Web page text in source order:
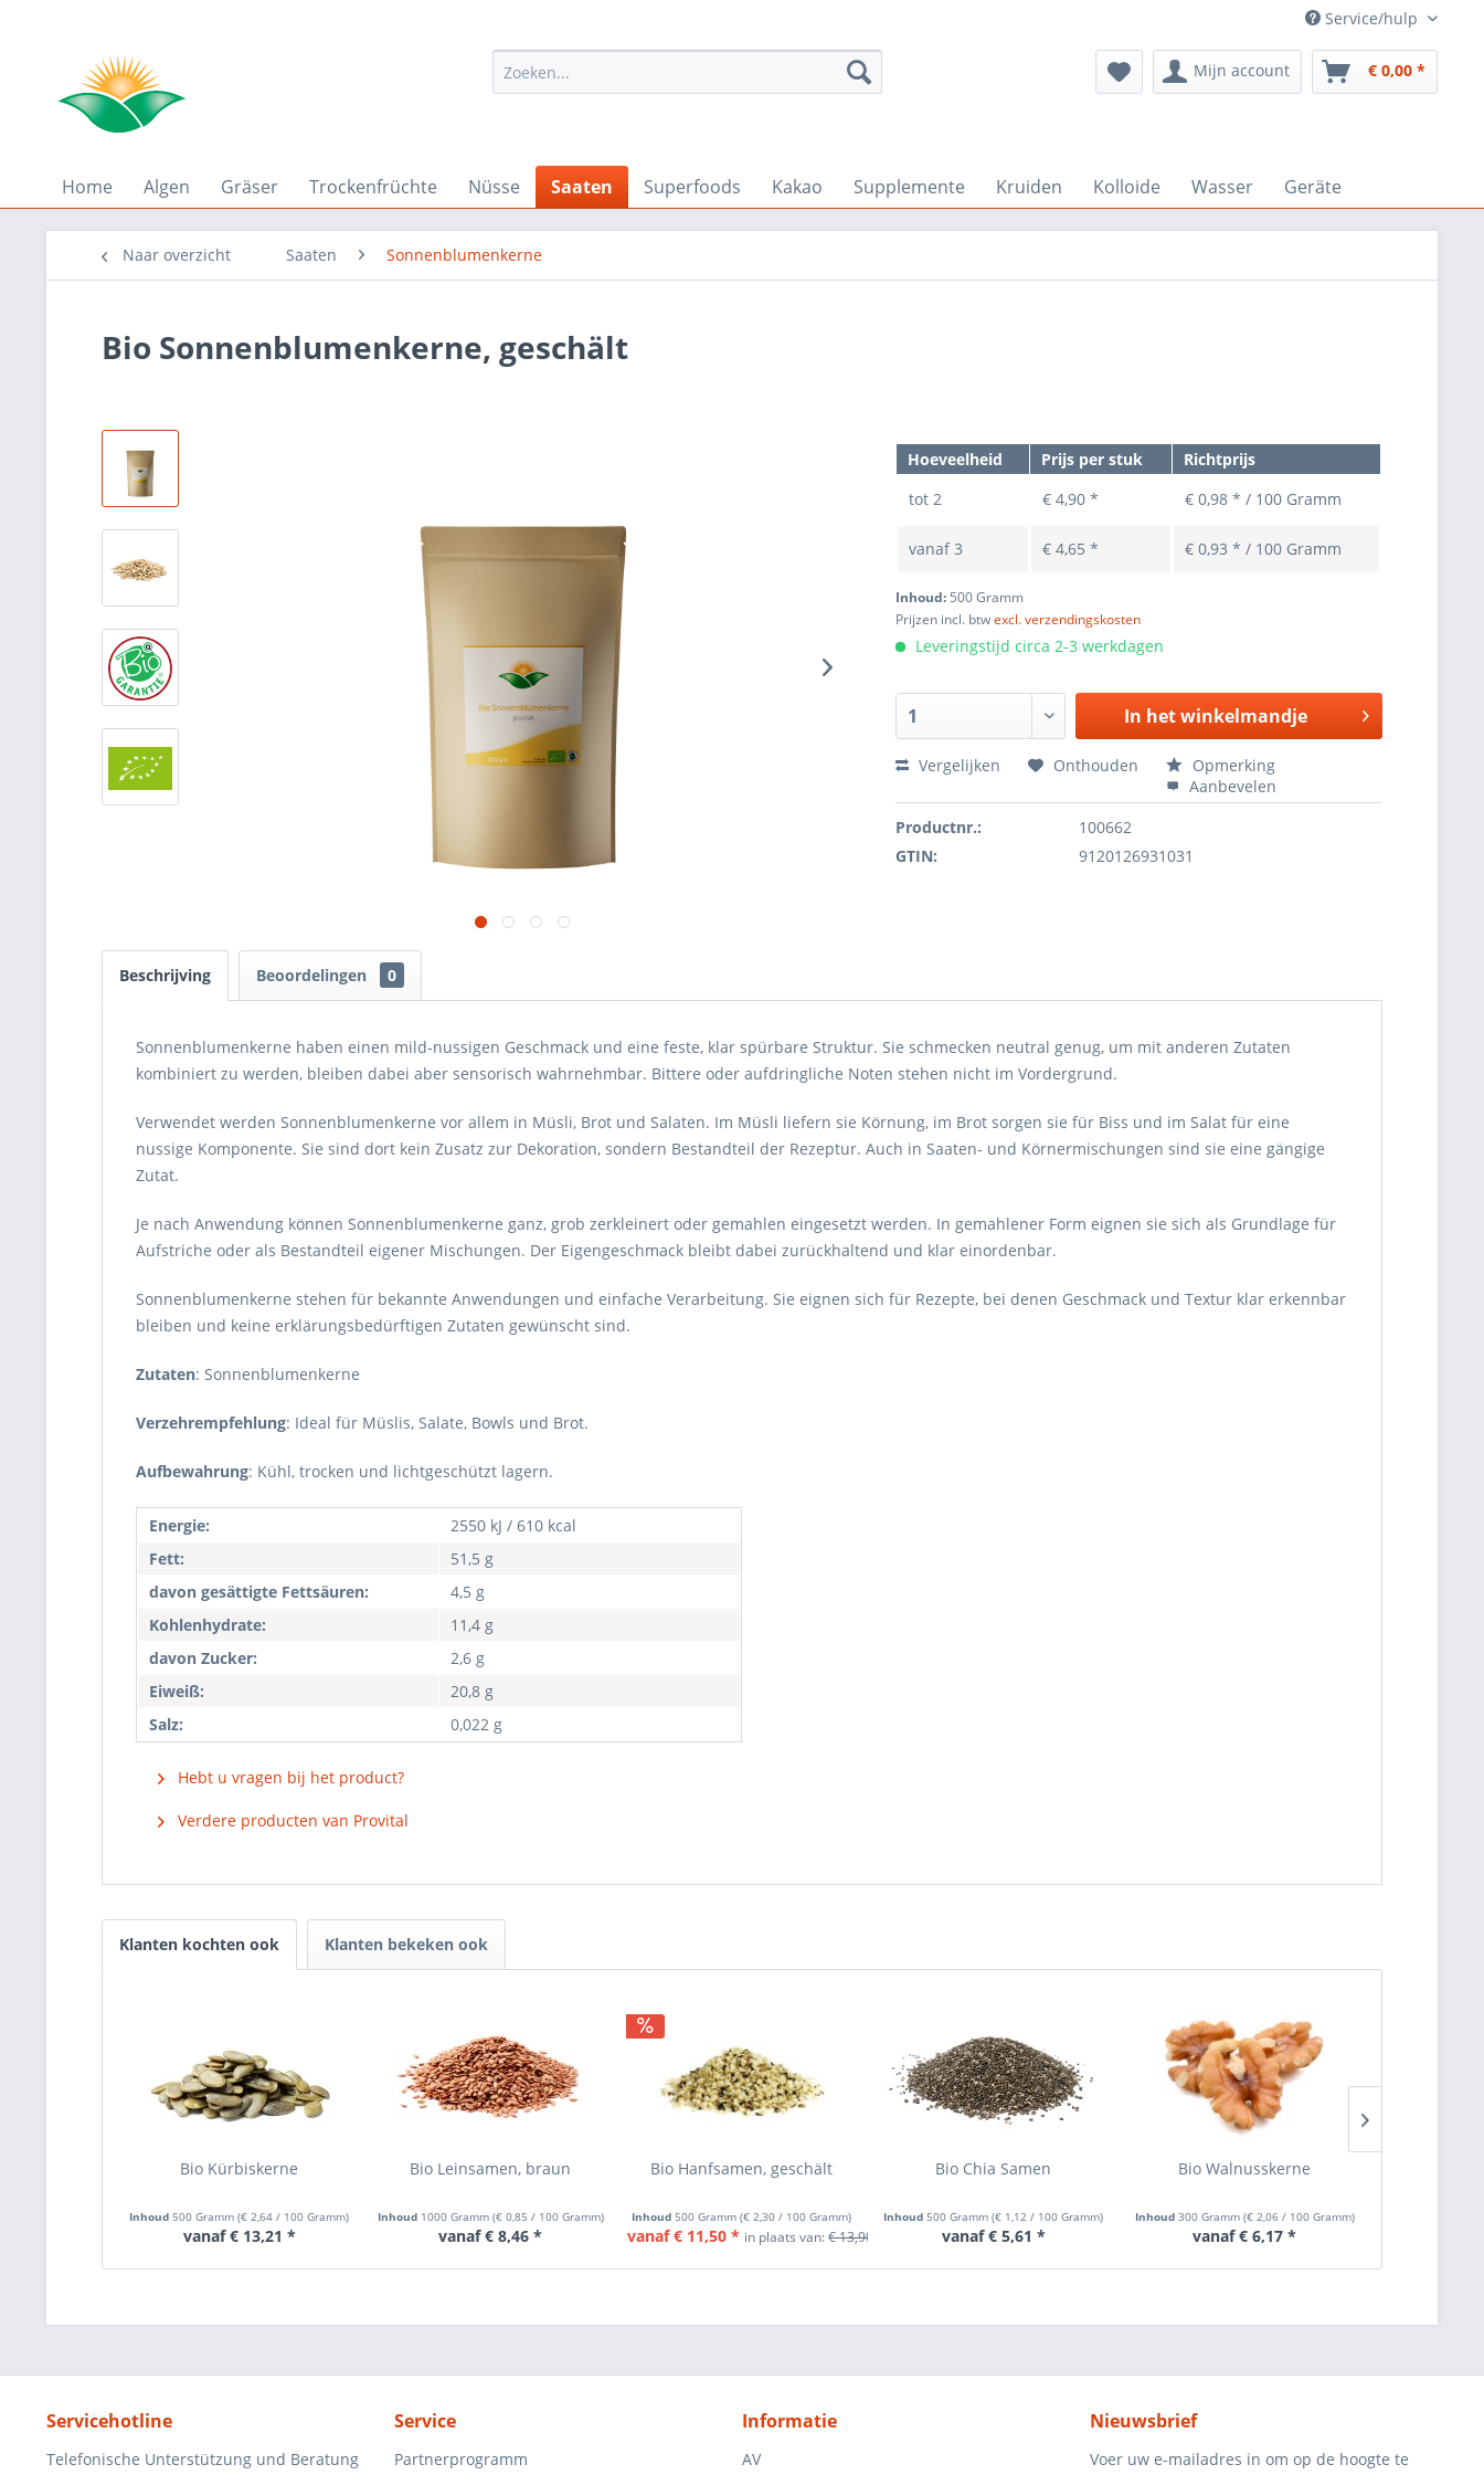
Service/hulp
Mijn account € 0,00 *
Home Algen Gräser Trockenfrüchte Nüsse Saaten Superfoods Kakao Supplemente Kruiden Kolloide Wasser Geräte
Naar overzicht Saaten Sonnenblumenkerne
Bio Sonnenblumenkerne, geschält
Hoeveelheid Prijs per stuk
Richtprijs
tot2 € 4,90 * € 0,98 * / 100 Gramm
vanaf3 € 4,65 * € 0,93 * / 100 Gramm
Inhoud: 500 Gramm
Prijzen incl. btwexcl. verzendingskosten
Leveringstijd circa 2-3 werkdagen
In hetwinkelmandje
Vergelijken Onthouden
Opmerking
Aanbevelen
Productnr.:
100662
GTIN:
9120126931031
Beschrijving Beoordelingen 0
Sonnenblumenkerne haben einen mild-nussigen Geschmack und eine feste, klar spürbare Struktur. Sie schmecken neutral genug, um mit anderen Zutaten
kombiniert zu werden, bleiben dabei aber sensorisch wahrnehmbar. Bittere oder aufdringliche Noten stehen nicht im Vordergrund.
Verwendet werden Sonnenblumenkerne vor allem in Müsli, Brot und Salaten. Im Müsli liefern sie Körnung, im Brot sorgen sie für Biss und im Salat für eine
nussige Komponente. Sie sind dort kein Zusatz zur Dekoration, sondern Bestandteil der Rezeptur. Auch in Saaten- und Körnermischungen sind sie eine gängige
Zutat.
Je nach Anwendung können Sonnenblumenkerne ganz, grob zerkleinert oder gemahlen eingesetzt werden. In gemahlener Form eignen sie sich als Grundlage für
Aufstriche oder als Bestandteil eigener Mischungen. Der Eigengeschmack bleibt dabei zurückhaltend und klar einordenbar.
Sonnenblumenkerne stehen für bekannte Anwendungen und einfache Verarbeitung. Sie eignen sich für Rezepte, bei denen Geschmack und Textur klar erkennbar
bleiben und keine erklärungsbedürftigen Zutaten gewünscht sind.
Zutaten: Sonnenblumenkerne
Verzehrempfehlung: Ideal für Müslis, Salate, Bowls und Brot.
Aufbewahrung: Kühl, trocken und lichtgeschützt lagern.
Energie:
2550 kJ / 610 kcal
Fett:
51,5 g
davon gesättigte Fettsäuren:
4,5 g
Kohlenhydrate:
11,4 g
davon Zucker:
2,6 g
Eiweiß:
20,8 g
Salz:
0,022 g
Hebt u vragen bij het product?
Verdere producten van Provital
Klanten kochten ook Klanten bekeken ook
Bio Kürbiskerne
Inhoud500 Gramm(€ 2,64 / 100 Gramm)
vanaf € 13,21 *
Bio Leinsamen, braun
Inhoud 1000 Gramm (€ 0,85 / 100 Gramm)
vanaf € 8,46 *
Bio Hanfsamen, geschält
Inhoud500 Gramm(€ 2,30 / 100 Gramm)
vanaf € 11,50 * in plaats van:€ 13,90 * Catalogusprijs
Bio Chia Samen
Inhoud500 Gramm(€ 1,12 / 100 Gramm)
vanaf € 5,61 *
Bio Walnusskerne
Inhoud 300 Gramm (€ 2,06/ 100 Gramm)
vanaf € 6,17 *
Servicehotline
Telefonische Unterstützung und Beratung
Service
Partnerprogramm
Informatie
AV
Nieuwsbrief
Voer uw e-mailadres in om op de hoogte te